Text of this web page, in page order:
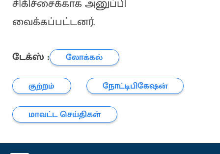
சிகிச்சைக்காக அனுப்பி
வைக்கப்பட்டனர்.
டேக்ஸ் :
லோக்கல்
குற்றம்
நோட்டிபிகேஷன்
மாவட்ட செய்திகள்